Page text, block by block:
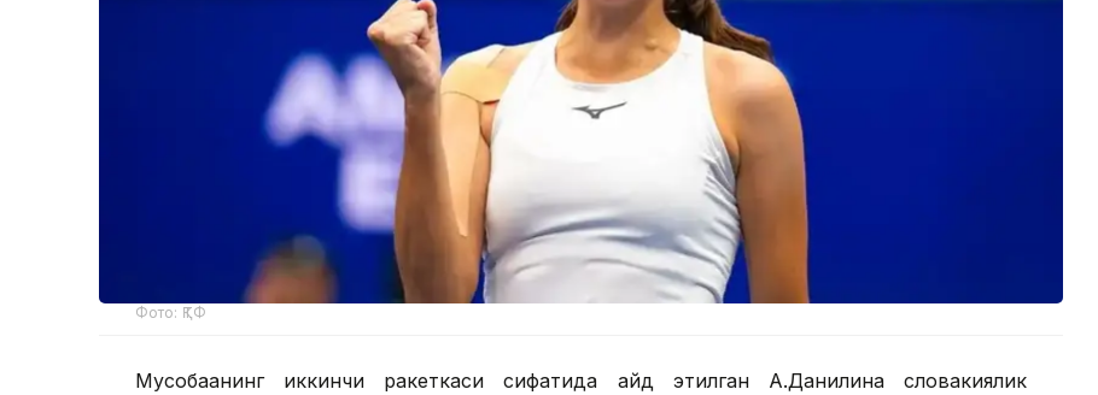
Фото: ҚТФ
Мусобақанинг иккинчи ракеткаси сифатида қайд этилган А.Данилина словакиялик